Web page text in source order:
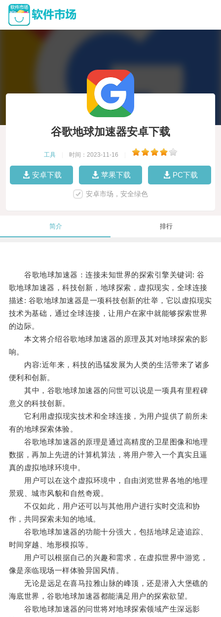
谷歌地球加速器安卓下载
工具 时间：2023-11-16
安卓下载 苹果下载 PC下载
安卓市场，安全绿色
简介 排行
谷歌地球加速器：连接未知世界的探索引擎关键词: 谷
歌地球加速器，科技创新，地球探索，虚拟现实，全球连接
描述: 谷歌地球加速器是一项科技创新的壮举，它以虚拟现实
技术为基础，通过全球连接，让用户在家中就能够探索世界
的边际。
本文将介绍谷歌地球加速器的原理及其对地球探索的影
响。
内容:近年来，科技的迅猛发展为人类的生活带来了诸多
便利和创新。
其中，谷歌地球加速器的问世可以说是一项具有里程碑
意义的科技创新。
它利用虚拟现实技术和全球连接，为用户提供了前所未
有的地球探索体验。
谷歌地球加速器的原理是通过高精度的卫星图像和地理
数据，再加上先进的计算机算法，将用户带入一个真实且逼
真的虚拟地球环境中。
用户可以在这个虚拟环境中，自由浏览世界各地的地理
景观、城市风貌和自然奇观。
不仅如此，用户还可以与其他用户进行实时交流和协
作，共同探索未知的地域。
谷歌地球加速器的功能十分强大，包括地球足迹追踪、
时间穿越、地形模拟等。
用户可以根据自己的兴趣和需求，在虚拟世界中游览，
像是亲临现场一样体验异国风情。
无论是远足在喜马拉雅山脉的峰顶，还是潜入大堡礁的
海底世界，谷歌地球加速器都能满足用户的探索欲望。
谷歌地球加速器的问世将对地球探索领域产生深远影